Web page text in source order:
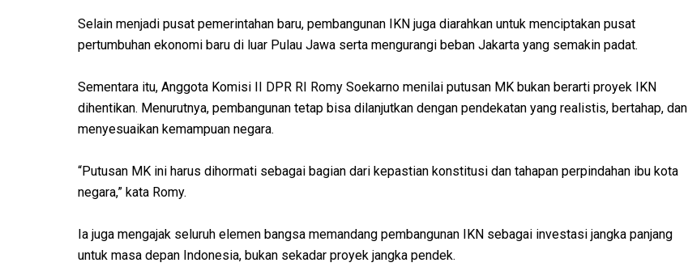
Selain menjadi pusat pemerintahan baru, pembangunan IKN juga diarahkan untuk menciptakan pusat
pertumbuhan ekonomi baru di luar Pulau Jawa serta mengurangi beban Jakarta yang semakin padat.
Sementara itu, Anggota Komisi II DPR RI Romy Soekarno menilai putusan MK bukan berarti proyek IKN
dihentikan. Menurutnya, pembangunan tetap bisa dilanjutkan dengan pendekatan yang realistis, bertahap, dan
menyesuaikan kemampuan negara.
“Putusan MK ini harus dihormati sebagai bagian dari kepastian konstitusi dan tahapan perpindahan ibu kota
negara,” kata Romy.
Ia juga mengajak seluruh elemen bangsa memandang pembangunan IKN sebagai investasi jangka panjang
untuk masa depan Indonesia, bukan sekadar proyek jangka pendek.